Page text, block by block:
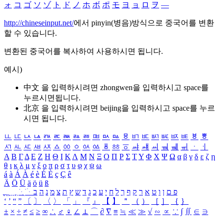
ォ コ ゴ ソ ゾ ト ド ノ ホ ボ ポ モ ヨ ョ ロ ヲ ―
http://chineseinput.net/에서 pinyin(병음)방식으로 중국어를 변환
할 수 있습니다.
변환된 중국어를 복사하여 사용하시면 됩니다.
예시)
中文 을 입력하시려면 zhongwen을 입력하시고 space를
누르시면됩니다.
北京 을 입력하시려면 beijing을 입력하시고 space를 누르
시면 됩니다.
ㅥ ㅦ ㅧ ㅨ ㅩ ㅪ ㅫ ㅬ ㅭ ㅮ ㅯ ㅰ ㅱ ㅲ ㅳ ㅴ ㅵ ㅶ ㅷ ㅸ
ㅹ
ㅺ ㅻ ㅼ ㅽ ㅾ ㅿ ㆀ ㆁ ㆂ ㆃ ㆄ ㆅ ㆆ ㆇ ㆈ ㆉ ㆊ ㆋ ㆌ ㆍ
ㆎ
Α Β ΓΔ Ε Ζ Η Θ Ι ΚΛ Μ Ν Ξ Ο Π Ρ Σ ΤΥ Φ Χ Ψ Ω α β γ δ ε ζ η
θ ι κ λ μ ν ξ ο π ρ σ τ υ φ χ ψ ω
á à Á À é è É È ç Ç ê
Ä Ö Ü ä ö ü ß
ִֶֹ ֻּ ׁׂ פ ם ן ו ט א ר ק ף ך ל ח י ע כ ג ד ש ץ ת צ מ נ ה ב
‘ ’ “ ” 〔 〕 〈 〉 「 」 『 』 【 】 ＂ （ ） ［ ］ ｛ ｝
± × ÷ ≠ ≤ ≥ ∞ ∴ ♂ ♀ ∠ ⊥ ⌒ ∂ ∇ ≡ ≒ ≪ ≫ √ ∽ ∝ ∵ ∫ ∬ ∈ ∋